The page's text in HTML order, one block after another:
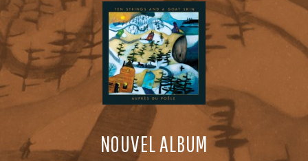
NOUVEL ALBUM